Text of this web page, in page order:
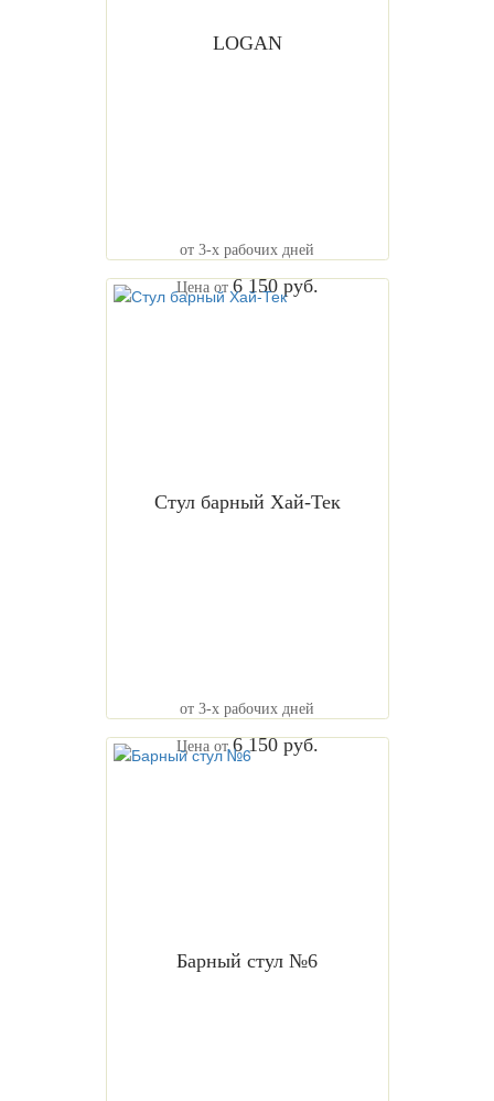
LOGAN
от 3-х рабочих дней
Цена от6 150 руб.
Стул барный Хай-Тек
от 3-х рабочих дней
Цена от6 150 руб.
Барный стул №6